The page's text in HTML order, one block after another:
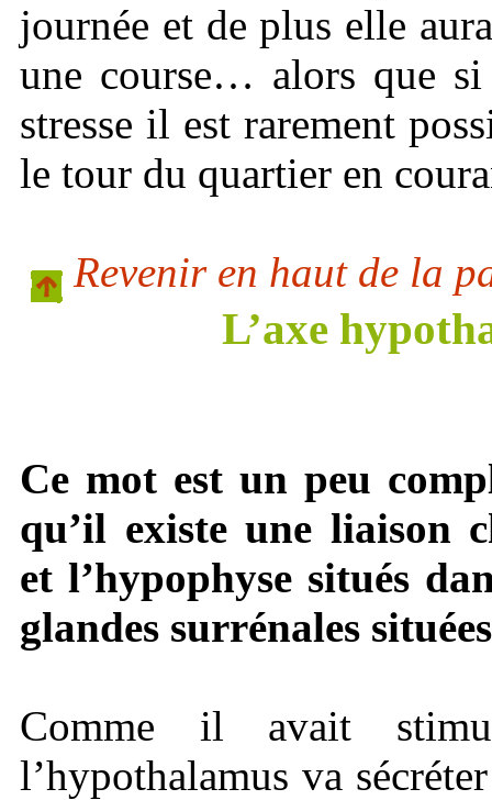
journée et de plus elle
une course… alors que si
stresse il est rarement
le tour du quartier en
Revenir en haut de la
L’axe
Ce mot est un peu
qu’il existe une liaison
et l’hypophyse situés
glandes surrénales
Comme il avait
l’hypothalamus va